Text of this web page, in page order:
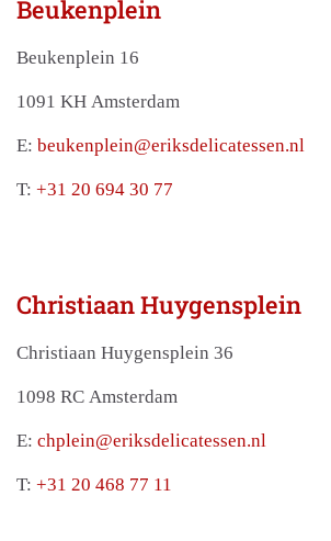
Beukenplein
Beukenplein 16
1091 KH Amsterdam
E: beukenplein@eriksdelicatessen.nl
T: +31 20 694 30 77
Christiaan Huygensplein
Christiaan Huygensplein 36
1098 RC Amsterdam
E: chplein@eriksdelicatessen.nl
T: +31 20 468 77 11